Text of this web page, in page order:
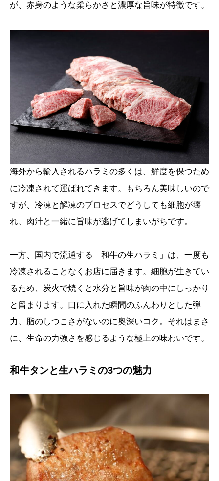
が、赤身のような柔らかさと濃厚な旨味が特徴です。
海外から輸入されるハラミの多くは、鮮度を保つため
に冷凍されて運ばれてきます。もちろん美味しいので
すが、冷凍と解凍のプロセスでどうしても細胞が壊
れ、肉汁と一緒に旨味が逃げてしまいがちです。
一方、国内で流通する「和牛の生ハラミ」は、一度も
冷凍されることなくお店に届きます。細胞が生きてい
るため、炭火で焼くと水分と旨味が肉の中にしっかり
と留まります。口に入れた瞬間のふんわりとした弾
力、脂のしつこさがないのに奥深いコク。それはまさ
に、生命の力強さを感じるような極上の味わいです。
和牛タンと生ハラミの3つの魅力